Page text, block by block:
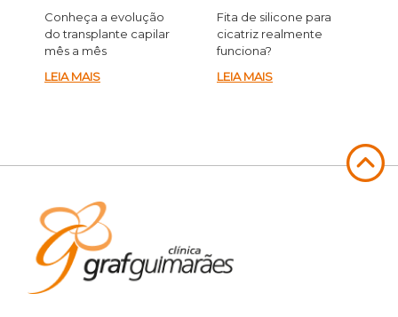
Conheça a evolução
do transplante capilar
mês a mês
LEIA MAIS
Fita de silicone para
cicatriz realmente
funciona?
LEIA MAIS